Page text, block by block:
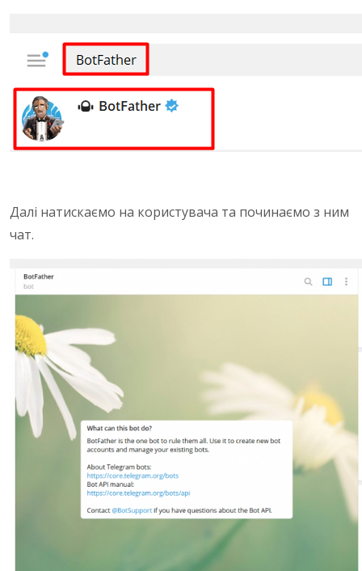
Далі натискаємо на користувача та починаємо з ним
чат.